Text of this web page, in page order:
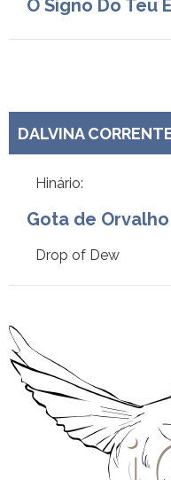
O Signo Do Teu
DALVINA
Hinário:
Gota de Orvalho
Drop of Dew